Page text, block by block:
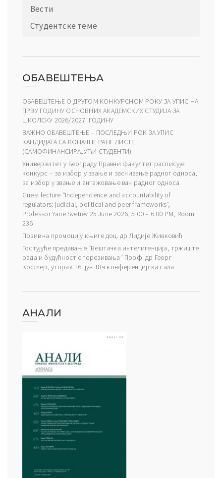
Вести
Студентске теме
ОБАВЕШТЕЊА
ОБАВЕШТЕЊЕ О ДРУГОМ КОНКУРСНОМ РОКУ ЗА УПИС НА
ПРВУ ГОДИНУ ОСНОВНИХ АКАДЕМСКИХ СТУДИЈА ЗА
ШКОЛСКУ 2026/2027. ГОДИНУ
ВАЖНО ОБАВЕШТЕЊЕ – ПОСЛЕДЊИ РОК ЗА УПИС
КАНДИДАТА СА КОНАЧНЕ РАНГ ЛИСТЕ
(САМОФИНАНСИРАЈУЋИ СТУДЕНТИ)
Универзитет у Београду Правни факултет расписује
конкурс – за избор у звање и заснивање радног односа,
за избор у звање и ангажовање ван радног односа
Guest lecture “Independence and accountability of
regulators: judicial, political and peer frameworks”,
Professor Yane Svetiev 25 June 2026, 5.00 – 6.00 PM, Room
236
Позив на промоцију књиге доц. др Лидије Живковић
Гостујуће предавање “Вештачка интелигенција, тржиште
рада и будућност опорезивања” Проф. др Георг
Кофлер, уторак 16. јун 18ч конференцијска сала
АНАЛИ